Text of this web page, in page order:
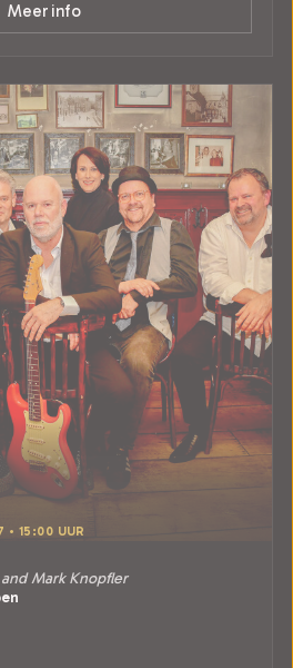
Meer info
• 15:00 UUR
Mark Knopfler